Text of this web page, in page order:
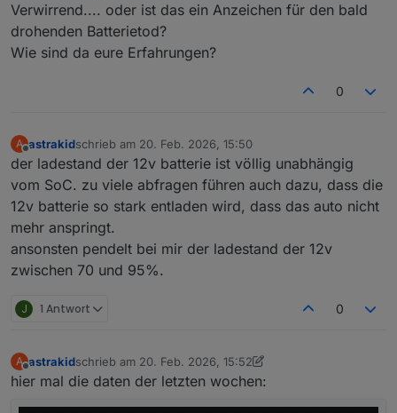
Verwirrend.... oder ist das ein Anzeichen für den bald
drohenden Batterietod?
Wie sind da eure Erfahrungen?
0
A
Offline
astrakidschrieb am 20. Feb. 2026, 15:50
zuletzt editiert von
der ladestand der 12v batterie ist völlig unabhängig
vom SoC. zu viele abfragen führen auch dazu, dass die
12v batterie so stark entladen wird, dass das auto nicht
mehr anspringt.
ansonsten pendelt bei mir der ladestand der 12v
zwischen 70 und 95%.
J 1 Antwort 0
A astrakidschrieb am 20. Feb. 2026, 15:52
zuletzt editiert von astrakid
hier mal die daten der letzten wochen: